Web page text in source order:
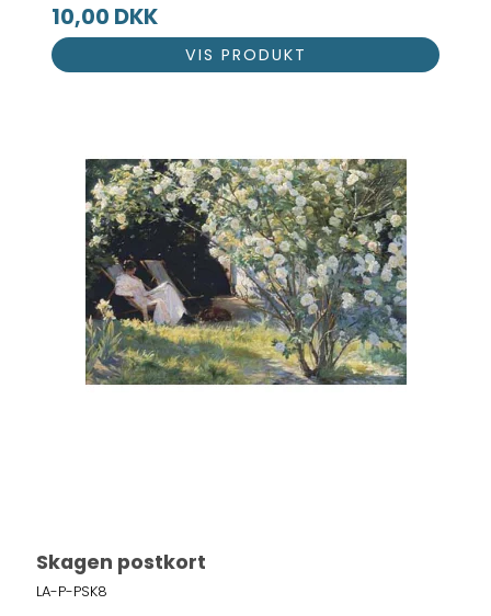
10,00 DKK
VIS PRODUKT
Skagen postkort
LA-P-PSK8